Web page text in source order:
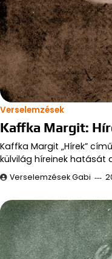
Verselemzések
Kaffka Margit:
Kaffka Margit „Hírek”
külvilág híreinek hatását
Verselemzések Gabi